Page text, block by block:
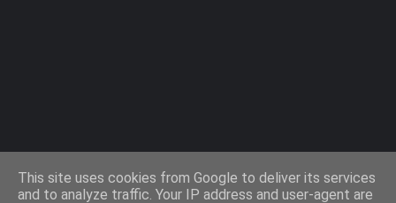
This site uses cookies from Google to deliver its services
and to analyze traffic. Your IP address and user-agent are